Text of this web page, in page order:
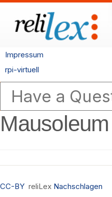
Impressum
rpi-virtuell
Mausoleum
CC-BY reliLex Nachschlagen